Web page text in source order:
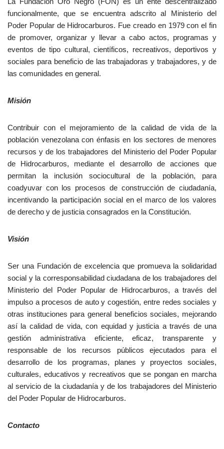
funcionalmente, que se encuentra adscrito al Ministerio del
Poder Popular de Hidrocarburos. Fue creado en 1979 con el fin
de promover, organizar y llevar a cabo actos, programas y
eventos de tipo cultural, científicos, recreativos, deportivos y
sociales para beneficio de las trabajadoras y trabajadores, y de
las comunidades en general.
Misión
Contribuir con el mejoramiento de la calidad de vida de la
población venezolana con énfasis en los sectores de menores
recursos y de los trabajadores del Ministerio del Poder Popular
de Hidrocarburos, mediante el desarrollo de acciones que
permitan la inclusión sociocultural de la población, para
coadyuvar con los procesos de construcción de ciudadanía,
incentivando la participación social en el marco de los valores
de derecho y de justicia consagrados en la Constitución.
Visión
Ser una Fundación de excelencia que promueva la solidaridad
social y la corresponsabilidad ciudadana de los trabajadores del
Ministerio del Poder Popular de Hidrocarburos, a través del
impulso a procesos de auto y cogestión, entre redes sociales y
otras instituciones para general beneficios sociales, mejorando
así la calidad de vida, con equidad y justicia a través de una
gestión administrativa eficiente, eficaz, transparente y
responsable de los recursos públicos ejecutados para el
desarrollo de los programas, planes y proyectos sociales,
culturales, educativos y recreativos que se pongan en marcha
al servicio de la ciudadanía y de los trabajadores del Ministerio
del Poder Popular de Hidrocarburos.
Contacto